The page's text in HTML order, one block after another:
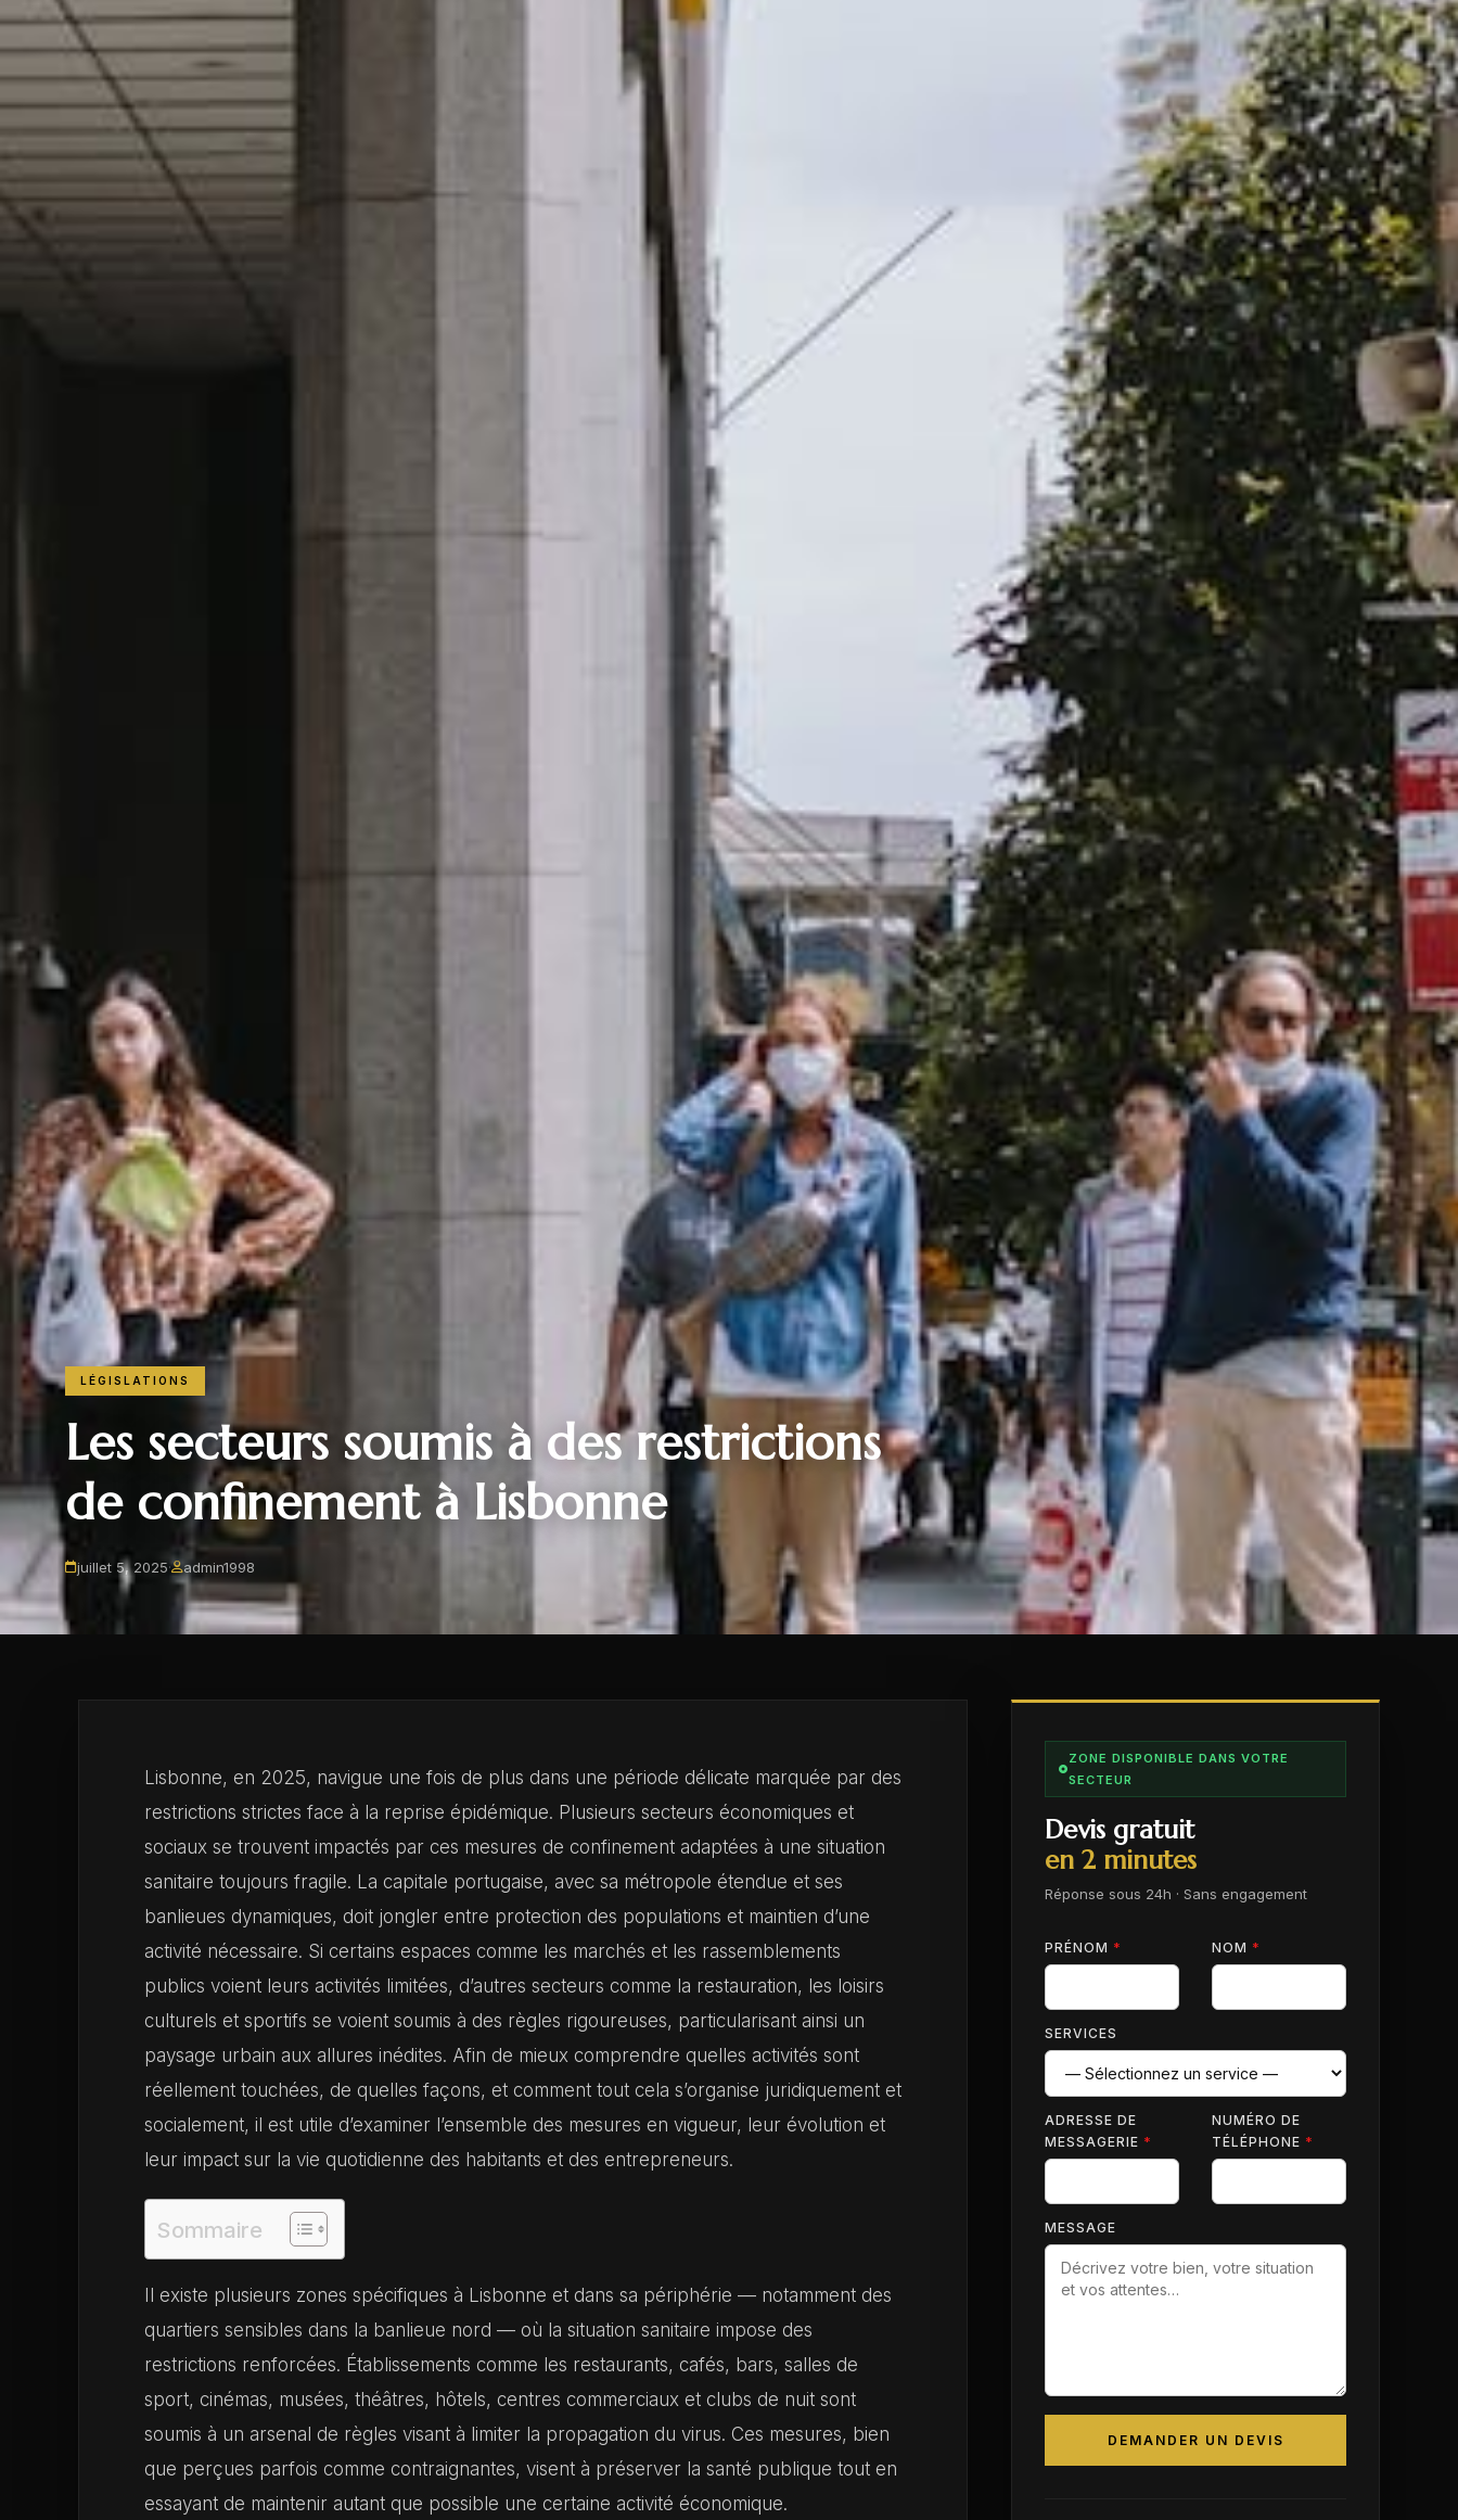
LÉGISLATIONS
Les secteurs soumis à des restrictions
de confinement à Lisbonne
juillet 5, 2025· admin1998
Lisbonne, en 2025, navigue une fois de plus dans une période délicate marquée par des
restrictions strictes face à la reprise épidémique. Plusieurs secteurs économiques et
sociaux se trouvent impactés par ces mesures de confinement adaptées à une situation
sanitaire toujours fragile. La capitale portugaise, avec sa métropole étendue et ses
banlieues dynamiques, doit jongler entre protection des populations et maintien d’une
activité nécessaire. Si certains espaces comme les marchés et les rassemblements
publics voient leurs activités limitées, d’autres secteurs comme la restauration, les loisirs
culturels et sportifs se voient soumis à des règles rigoureuses, particularisant ainsi un
paysage urbain aux allures inédites. Afin de mieux comprendre quelles activités sont
réellement touchées, de quelles façons, et comment tout cela s’organise juridiquement et
socialement, il est utile d’examiner l’ensemble des mesures en vigueur, leur évolution et
leur impact sur la vie quotidienne des habitants et des entrepreneurs.
Sommaire
Il existe plusieurs zones spécifiques à Lisbonne et dans sa périphérie — notamment des
quartiers sensibles dans la banlieue nord — où la situation sanitaire impose des
restrictions renforcées. Établissements comme les restaurants, cafés, bars, salles de
sport, cinémas, musées, théâtres, hôtels, centres commerciaux et clubs de nuit sont
soumis à un arsenal de règles visant à limiter la propagation du virus. Ces mesures, bien
que perçues parfois comme contraignantes, visent à préserver la santé publique tout en
essayant de maintenir autant que possible une certaine activité économique.
ZONE DISPONIBLE DANS VOTRE
SECTEUR
Devis gratuit
en 2 minutes
Réponse sous 24h · Sans engagement
PRÉNOM * NOM *
SERVICES
ADRESSE DE
MESSAGERIE *
NUMÉRO DE
TÉLÉPHONE *
MESSAGE
DEMANDER UN DEVIS